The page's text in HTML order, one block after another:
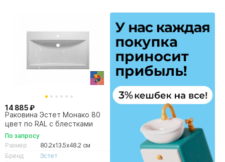
14 885 ₽
Раковина Эстет Монако 80
цвет по RAL с блестками
По запросу
Размер
80.2x13.5x48.2 см
Бренд
Эстет